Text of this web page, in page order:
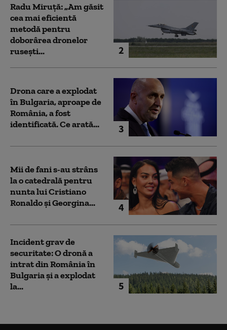
2
Radu Miruță: „Am găsit
cea mai eficientă
metodă pentru
doborârea dronelor
rusești...
3
Drona care a explodat
în Bulgaria, aproape de
România, a fost
identificată. Ce arată...
4
Mii de fani s-au strâns
la o catedrală pentru
nunta lui Cristiano
Ronaldo şi Georgina...
5
Incident grav de
securitate: O dronă a
intrat din România în
Bulgaria şi a explodat
la...